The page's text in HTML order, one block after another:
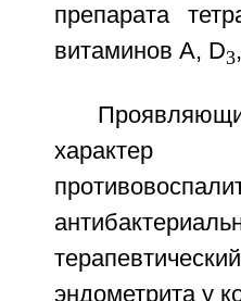
препарата
витаминов A, D3
эндометрита у